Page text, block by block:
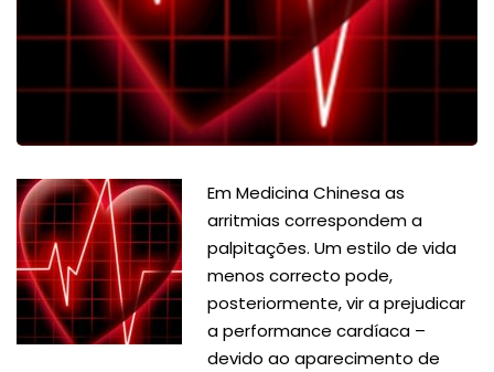
Em Medicina Chinesa as
arritmias correspondem a
palpitações. Um estilo de vida
menos correcto pode,
posteriormente, vir a prejudicar
a performance cardíaca –
devido ao aparecimento de